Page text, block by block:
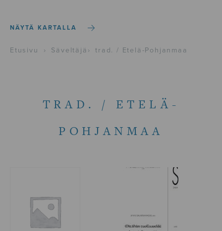
NÄYTÄ KARTALLA
Etusivu › Säveltäjä › trad. / Etelä-Pohjanmaa
TRAD. / ETELÄ-
POHJANMAA